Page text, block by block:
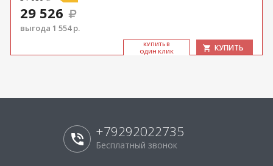
29 526
выгода 1 554 р.
КУ­ПИТЬ В
ОДИН КЛИК
КУПИТЬ
+79292022735
Бесплатный звонок